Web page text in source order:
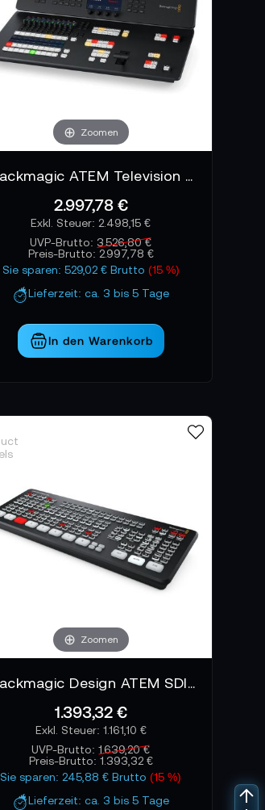
Zoomen
Blackmagic ATEM Television Studio HD8
2.997,78 €
2.498,15 €
UVP-Brutto: 3.526,80 €
Preis-Brutto: 2.997,78 €
Sie sparen: 529,02 € Brutto (15 %)
Lieferzeit: ca. 3 bis 5 Tage
In den Warenkorb
Zoomen
Blackmagic Design ATEM SDI Extreme ISO
1.393,32 €
1.161,10 €
UVP-Brutto:1.639,20 €
Preis-Brutto: 1.393,32 €
Sie sparen: 245,88 € Brutto(15 %)
Lieferzeit: ca. 3 bis 5 Tage